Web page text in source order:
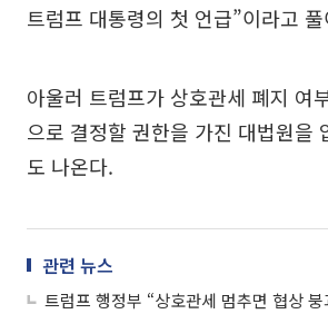
트럼프 대통령의 첫 언급”이라고
아울러 트럼프가 상호관세 폐지 여
으로 결정할 권한을 가진 대법원을
도 나온다.
관련 뉴스